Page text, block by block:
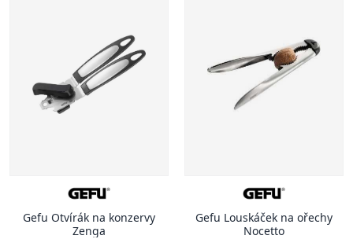
Gefu Otvírák na konzervy
Zenga
Gefu Louskáček na ořechy
Nocetto